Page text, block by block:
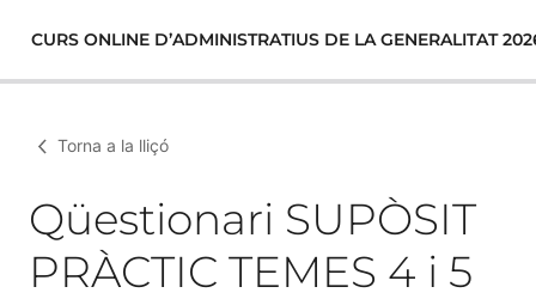
CURS ONLINE D’ADMINISTRATIUS DE LA GENERALITAT
Torna a la lliçó
Qüestionari SUPÒSIT
PRÀCTIC TEMES 4 i 5